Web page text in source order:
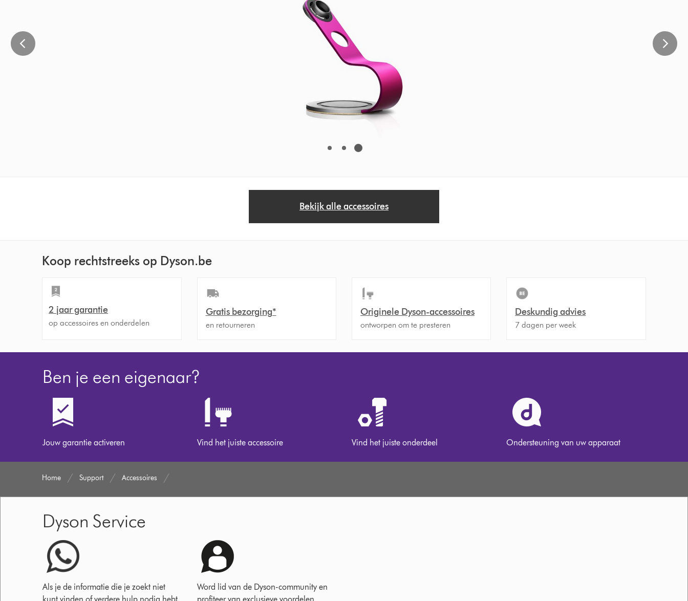
Bekijk alle accessoires
Koop rechtstreeks op Dyson.be
2 jaar garantie
op accessoires en onderdelen
Gratis bezorging*
en retourneren
Originele Dyson-accessoires
ontworpen om te presteren
Deskundig advies
7 dagen per week
Ben je een eigenaar?
Jouw garantie activeren Vind het juiste accessoire Vind het juiste onderdeel Ondersteuning van uw apparaat
Home Support Accessoires
Dyson Service
Als je de informatie die je zoekt niet
Word lid van de Dyson-community en